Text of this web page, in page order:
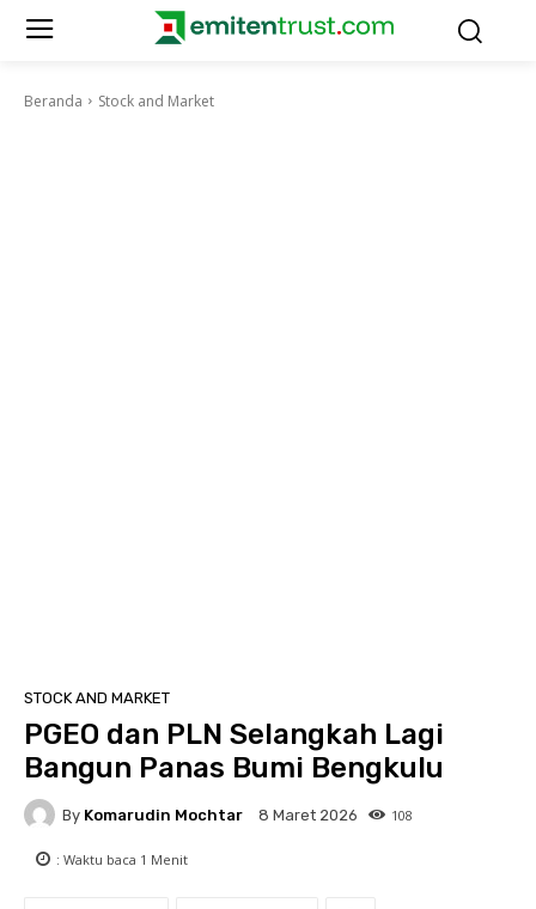
Beranda Stock and Market
STOCK AND MARKET
PGEO dan PLN Selangkah Lagi
Bangun Panas Bumi Bengkulu
By Komarudin Mochtar 8 Maret 2026 108
: Waktu baca 1 Menit